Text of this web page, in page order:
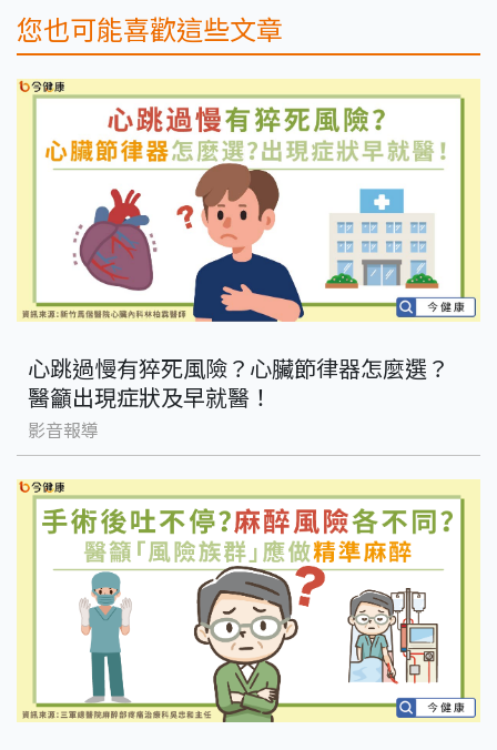
您也可能喜歡這些文章
心跳過慢有猝死風險？心臟節律器怎麼選？
醫籲出現症狀及早就醫！
影音報導